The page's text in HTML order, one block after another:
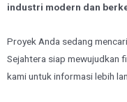
industri modern dan
Proyek Anda sedang
Sejahtera siap mewujudkan
kami untuk informasi lebih